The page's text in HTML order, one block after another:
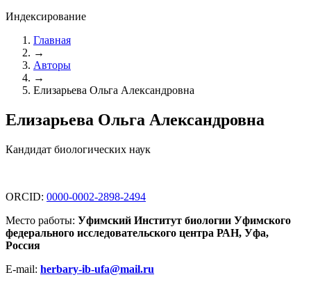
Индексирование
Главная
→
Авторы
→
Елизарьева Ольга Александровна
Елизарьева Ольга Александровна
Кандидат биологических наук
ORCID: 0000-0002-2898-2494
Место работы: Уфимский Институт биологии Уфимского
федерального исследовательского центра РАН, Уфа,
Россия
E-mail: herbary-ib-ufa@mail.ru